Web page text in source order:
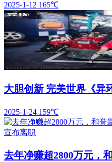
2025-1-12 165℃
大胆创新 完美世界《异
2025-1-24 159℃
去年净赚超2800万元，